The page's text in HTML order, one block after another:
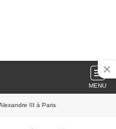
MENU
III à Paris